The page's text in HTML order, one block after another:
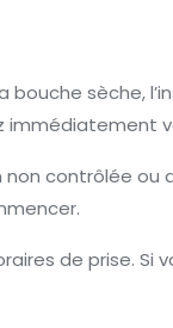
sèche,
immédiatement
contrôlée ou
de prise. Si